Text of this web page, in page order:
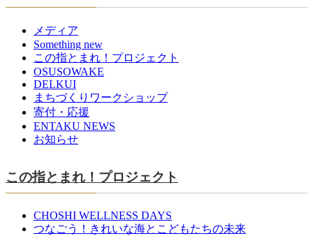
メディア
Something new
この指とまれ！プロジェクト
OSUSOWAKE
DELKUI
まちづくりワークショップ
寄付・応援
ENTAKU NEWS
お知らせ
この指とまれ！プロジェクト
CHOSHI WELLNESS DAYS
つなごう！きれいな海とこどもたちの未来